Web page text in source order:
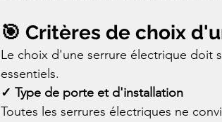
🎯 Critères de choix
Le choix d'une serrure électrique doit
essentiels.
✓ Type de porte et d'installation
Toutes les serrures électriques ne